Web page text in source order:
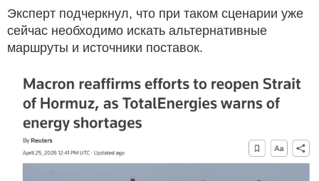
Эксперт подчеркнул, что при таком сценарии уже
сейчас необходимо искать альтернативные
маршруты и источники поставок.